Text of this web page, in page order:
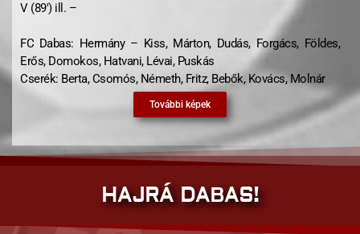
V (89′) ill. –
FC Dabas: Hermány – Kiss, Márton, Dudás, Forgács, Földes,
Erős, Domokos, Hatvani, Lévai, Puskás
Cserék: Berta, Csomós, Németh, Fritz, Bebők, Kovács, Molnár
További képek
HAJRÁ DABAS!